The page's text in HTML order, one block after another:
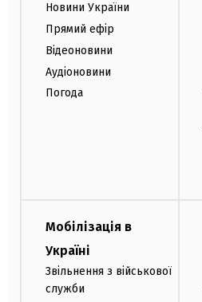
Новини України
Прямий ефір
Відеоновини
Аудіоновини
Погода
Мобілізація в
Україні
Звільнення з військової
служби